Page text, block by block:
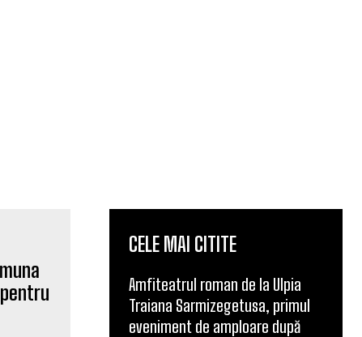
CELE MAI CITITE
Amfiteatrul roman de la Ulpia
Traiana Sarmizegetusa, primul
eveniment de amploare după